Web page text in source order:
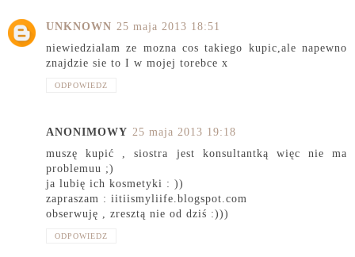
UNKNOWN 25 maja 2013 18:51
niewiedzialam ze mozna cos takiego kupic,ale napewno
znajdzie sie to I w mojej torebce x
ODPOWIEDZ
ANONIMOWY 25 maja 2013 19:18
muszę kupić , siostra jest konsultantką więc nie ma
problemuu ;)
ja lubię ich kosmetyki : ))
zapraszam : iitiismyliife.blogspot.com
obserwuję , zresztą nie od dziś :)))
ODPOWIEDZ